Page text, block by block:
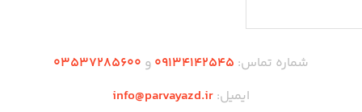
شماره تماس: 09134142545 و 03537285600
ایمیل: info@parvayazd.ir